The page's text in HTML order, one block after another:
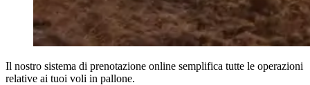
Il nostro sistema di prenotazione online semplifica tutte le operazioni
relative ai tuoi voli in pallone.